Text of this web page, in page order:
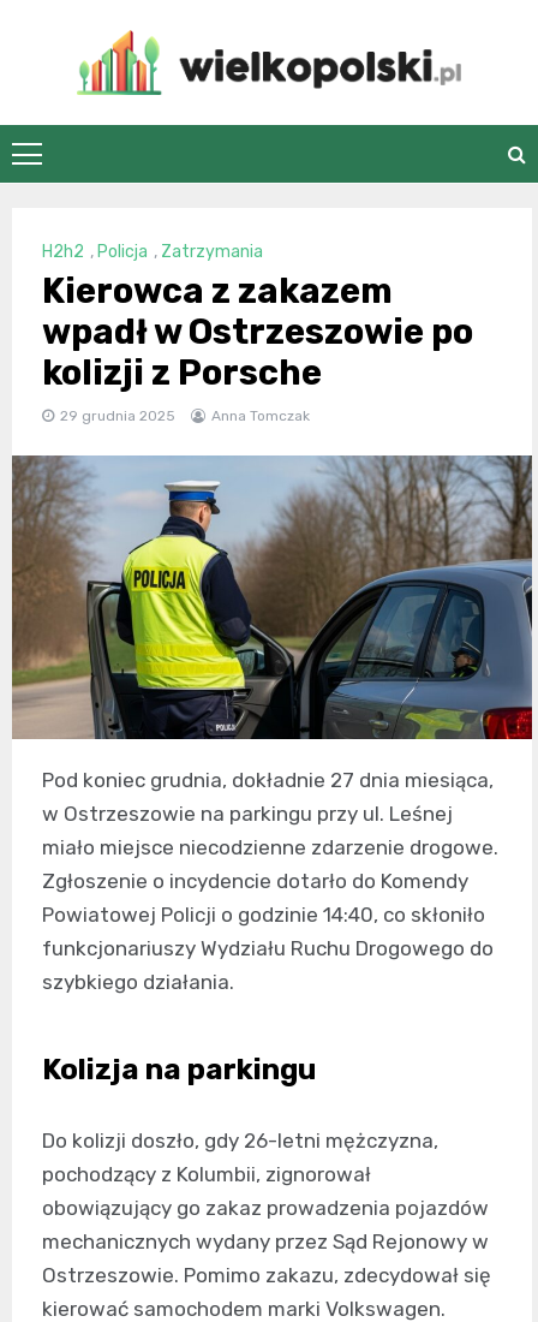
wielkopolski.pl
H2h2 , Policja , Zatrzymania
Kierowca z zakazem
wpadł w Ostrzeszowie po
kolizji z Porsche
29 grudnia 2025 Anna Tomczak
Pod koniec grudnia, dokładnie 27 dnia miesiąca,
w Ostrzeszowie na parkingu przy ul. Leśnej
miało miejsce niecodzienne zdarzenie drogowe.
Zgłoszenie o incydencie dotarło do Komendy
Powiatowej Policji o godzinie 14:40, co skłoniło
funkcjonariuszy Wydziału Ruchu Drogowego do
szybkiego działania.
Kolizja na parkingu
Do kolizji doszło, gdy 26-letni mężczyzna,
pochodzący z Kolumbii, zignorował
obowiązujący go zakaz prowadzenia pojazdów
mechanicznych wydany przez Sąd Rejonowy w
Ostrzeszowie. Pomimo zakazu, zdecydował się
kierować samochodem marki Volkswagen.